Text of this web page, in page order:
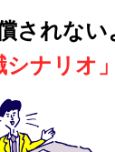
されない
シナリオ